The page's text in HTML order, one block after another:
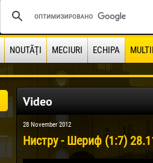
NOUTĂŢI MECIURI ECHIPA
Video
28 November 2012
Нистру - Шериф (1:7)